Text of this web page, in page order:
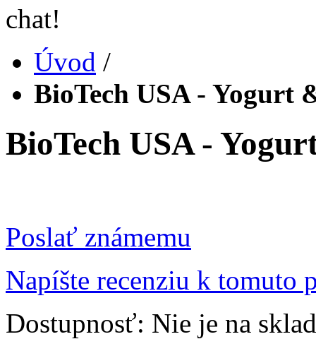
Úvod /
BioTech USA - Yogurt
BioTech USA -
Poslať známemu
Napíšte recenziu k tomuto
Dostupnosť: Nie je na